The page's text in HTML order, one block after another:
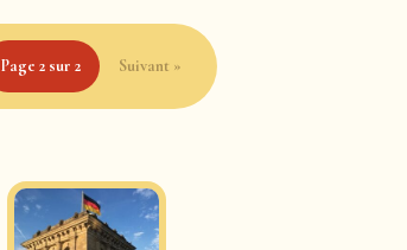
Page 2 sur 2 Suivant »